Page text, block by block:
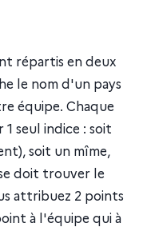
répartis en deux
le nom d'un pays
équipe. Chaque
seul indice : soit
soit un mîme,
doit trouver le
attribuez 2 points
à l'équipe qui à